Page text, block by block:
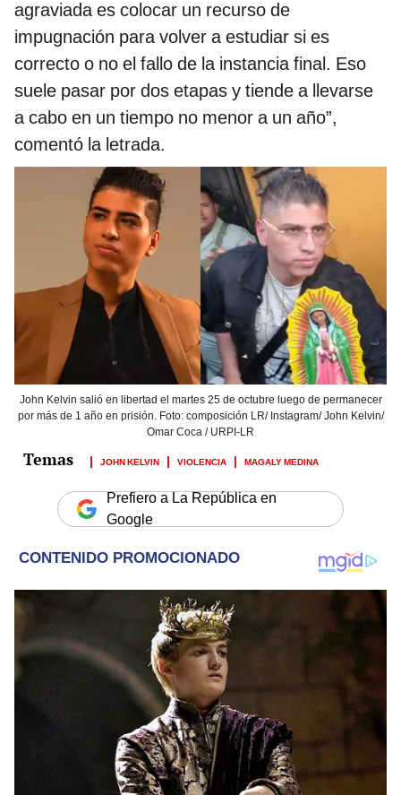
agraviada es colocar un recurso de
impugnación para volver a estudiar si es
correcto o no el fallo de la instancia final. Eso
suele pasar por dos etapas y tiende a llevarse
a cabo en un tiempo no menor a un año”,
comentó la letrada.
John Kelvin salió en libertad el martes 25 de octubre luego de permanecer
por más de 1 año en prisión. Foto: composición LR/ Instagram/ John Kelvin/
Omar Coca / URPI-LR
JOHN KELVIN VIOLENCIA MAGALY MEDINA
Prefiero a La República en
Google